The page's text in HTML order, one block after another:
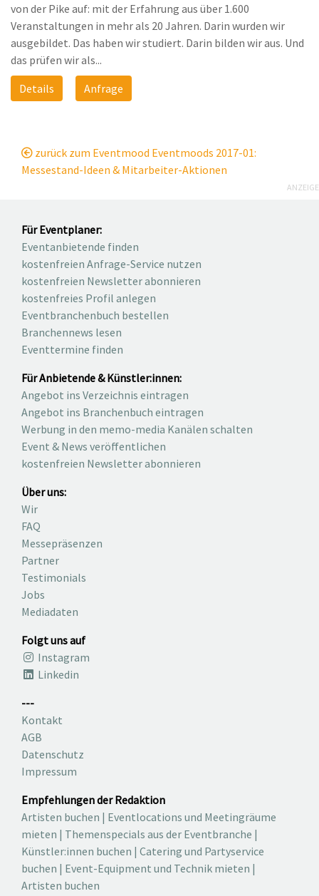
von der Pike auf: mit der Erfahrung aus über 1.600
Veranstaltungen in mehr als 20 Jahren. Darin wurden wir
ausgebildet. Das haben wir studiert. Darin bilden wir aus. Und
das prüfen wir als...
Details
Anfrage
zurück zum Eventmood Eventmoods 2017-01:
Messestand-Ideen & Mitarbeiter-Aktionen
ANZEIGE
Für Eventplaner:
Eventanbietende finden
kostenfreien Anfrage-Service nutzen
kostenfreien Newsletter abonnieren
kostenfreies Profil anlegen
Eventbranchenbuch bestellen
Branchennews lesen
Eventtermine finden
Für Anbietende & Künstler:innen:
Angebot ins Verzeichnis eintragen
Angebot ins Branchenbuch eintragen
Werbung in den memo-media Kanälen schalten
Event & News veröffentlichen
kostenfreien Newsletter abonnieren
Über uns:
Wir
FAQ
Messepräsenzen
Partner
Testimonials
Jobs
Mediadaten
Folgt uns auf
Instagram
Linkedin
---
Kontakt
AGB
Datenschutz
Impressum
Empfehlungen der Redaktion
Artisten buchen | Eventlocations und Meetingräume
mieten | Themenspecials aus der Eventbranche |
Künstler:innen buchen | Catering und Partyservice
buchen | Event-Equipment und Technik mieten |
Artisten buchen